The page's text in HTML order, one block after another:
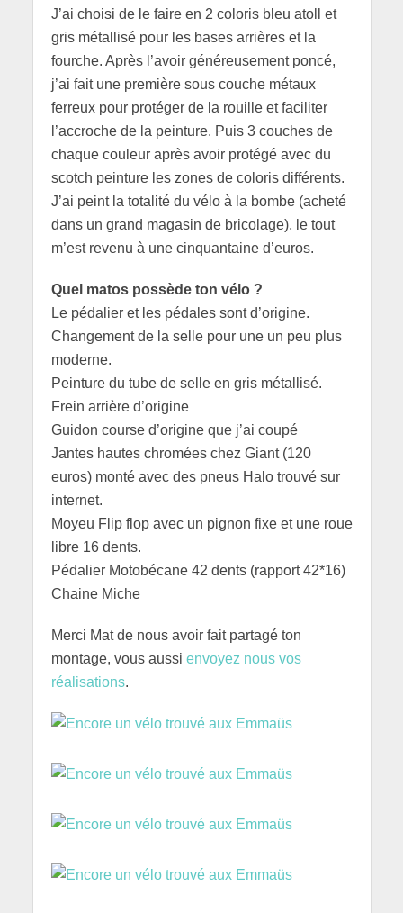
J’ai choisi de le faire en 2 coloris bleu atoll et
gris métallisé pour les bases arrières et la
fourche. Après l’avoir généreusement poncé,
j’ai fait une première sous couche métaux
ferreux pour protéger de la rouille et faciliter
l’accroche de la peinture. Puis 3 couches de
chaque couleur après avoir protégé avec du
scotch peinture les zones de coloris différents.
J’ai peint la totalité du vélo à la bombe (acheté
dans un grand magasin de bricolage), le tout
m’est revenu à une cinquantaine d’euros.
Quel matos possède ton vélo ?
Le pédalier et les pédales sont d’origine.
Changement de la selle pour une un peu plus
moderne.
Peinture du tube de selle en gris métallisé.
Frein arrière d’origine
Guidon course d’origine que j’ai coupé
Jantes hautes chromées chez Giant (120
euros) monté avec des pneus Halo trouvé sur
internet.
Moyeu Flip flop avec un pignon fixe et une roue
libre 16 dents.
Pédalier Motobécane 42 dents (rapport 42*16)
Chaine Miche
Merci Mat de nous avoir fait partagé ton
montage, vous aussi envoyez nous vos
réalisations.